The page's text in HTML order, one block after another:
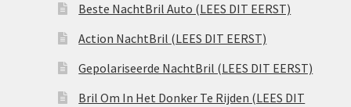
Beste NachtBril Auto (LEES DIT EERST)
Action NachtBril (LEES DIT EERST)
Gepolariseerde NachtBril (LEES DIT EERST)
Bril Om In Het Donker Te Rijden (LEES DIT